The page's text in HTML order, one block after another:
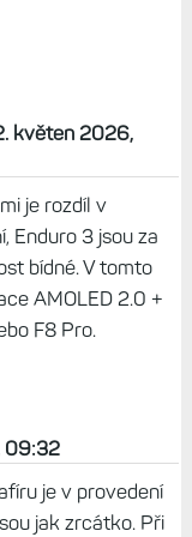
květen 2026,
je rozdíl v
Enduro 3 jsou za
bídné. V tomto
AMOLED 2.0 +
F8 Pro.
09:32
je v provedení
jak zrcátko. Při